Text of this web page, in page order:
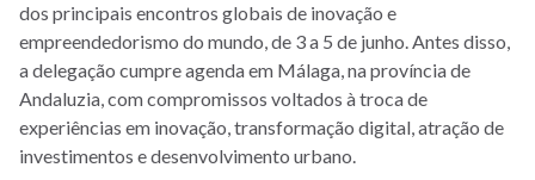
dos principais encontros globais de inovação e
empreendedorismo do mundo, de 3 a 5 de junho. Antes disso,
a delegação cumpre agenda em Málaga, na província de
Andaluzia, com compromissos voltados à troca de
experiências em inovação, transformação digital, atração de
investimentos e desenvolvimento urbano.